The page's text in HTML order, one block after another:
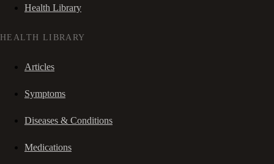
Health Library
HEALTH LIBRARY
Articles
Symptoms
Diseases & Conditions
Medications